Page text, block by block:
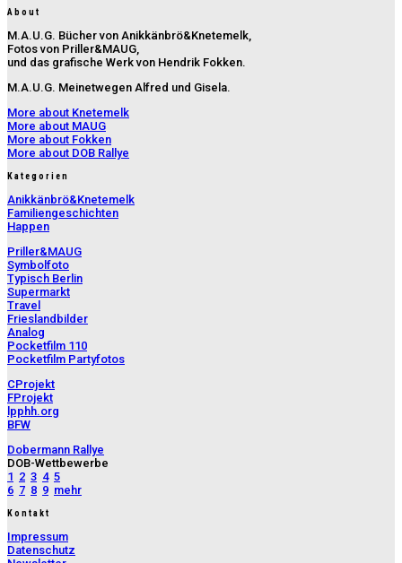
About
M.A.U.G. Bücher von Anikkänbrö&Knetemelk,
Fotos von Priller&MAUG,
und das grafische Werk von Hendrik Fokken.
M.A.U.G. Meinetwegen Alfred und Gisela.
More about Knetemelk
More about MAUG
More about Fokken
More about DOB Rallye
Kategorien
Anikkänbrö&Knetemelk
Familiengeschichten
Happen
Priller&MAUG
Symbolfoto
Typisch Berlin
Supermarkt
Travel
Frieslandbilder
Analog
Pocketfilm 110
Pocketfilm Partyfotos
CProjekt
FProjekt
lpphh.org
BFW
Dobermann Rallye
DOB-Wettbewerbe
1 2 3 4 5
6 7 8 9 mehr
Kontakt
Impressum
Datenschutz